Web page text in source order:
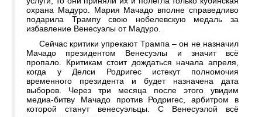
охрана Мадуро. Мария Мачадо вполне справедливо
подарила Трампу свою нобелевскую медаль за
избавление Венесуэлы от Мадуро.
Сейчас критики упрекают Трампа – он не назначил
Мачадо президентом Венесуэлы и значит всё
пропало. Критикам стоит дождаться начала апреля,
когда у Делси Родригес истекут полномочия
временного президента и будет назначена дата
выборов. Через три месяца после этого увидим
медиа-битву Мачадо против Родригес, арбитром в
которой станут венесуэльцы. С Венесуэлой всё